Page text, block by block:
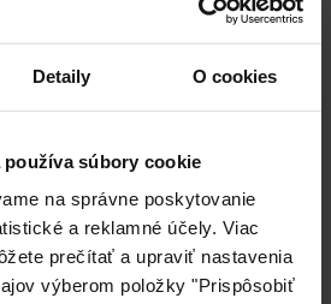
Detaily O cookies
súbory cookie
na správne poskytovanie
a reklamné účely. Viac
prečítať a upraviť nastavenia
výberom položky "Prispôsobiť
taštičiek a získajte 30
ďalší kus! Kombinujte
automaticky započítava v košíku.